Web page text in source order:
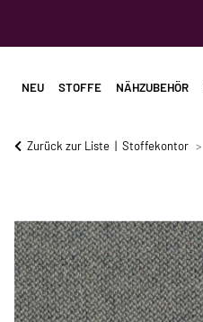
NEU STOFFE NÄHZUBEHÖR
Zurück zur Liste Stoffekontor